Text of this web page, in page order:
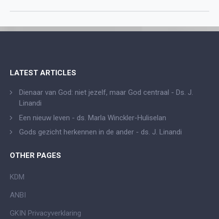
LATEST ARTICLES
Dienaar van God: niet jezelf, maar God centraal - Ds. J.
Linandi
Een nieuw leven - ds. Marla Winckler-Huliselan
Gods gezicht herkennen in de ander - ds. J. Linandi
OTHER PAGES
KDM
ANBI
GKIN Privacyverklaring